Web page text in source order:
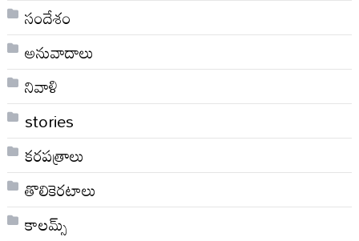
సందేశం
అనువాదాలు
నివాళి
stories
కరపత్రాలు
తొలికెరటాలు
కాలమ్స్